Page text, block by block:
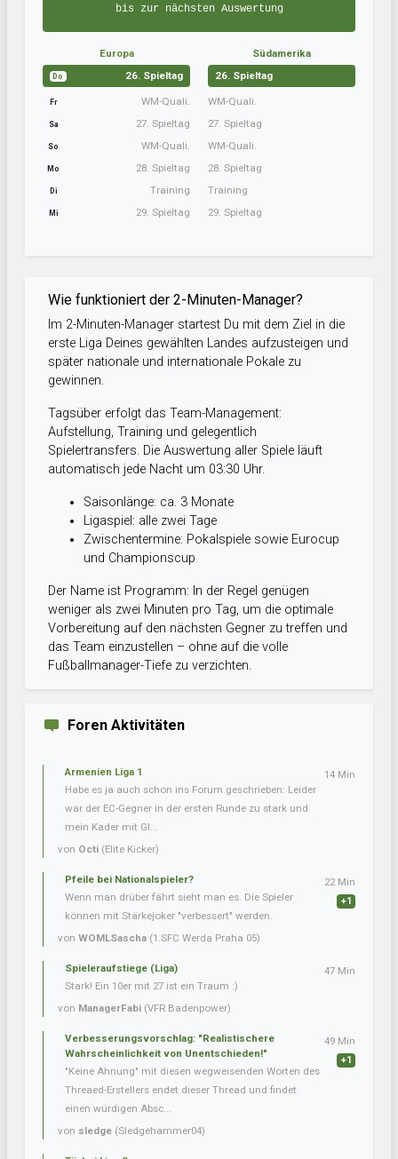
bis zur nächsten Auswertung
Europa
Do 26. Spieltag
Fr WM-Quali.
Sa 27. Spieltag
So WM-Quali.
Mo 28. Spieltag
Di Training
Mi 29. Spieltag
Südamerika
26. Spieltag
WM-Quali.
27. Spieltag
WM-Quali.
28. Spieltag
Training
29. Spieltag
Wie funktioniert der 2-Minuten-Manager?
Im 2-Minuten-Manager startest Du mit dem Ziel in die
erste Liga Deines gewählten Landes aufzusteigen und
später nationale und internationale Pokale zu
gewinnen.
Tagsüber erfolgt das Team-Management:
Aufstellung, Training und gelegentlich
Spielertransfers. Die Auswertung aller Spiele läuft
automatisch jede Nacht um 03:30 Uhr.
Saisonlänge: ca. 3 Monate
Ligaspiel: alle zwei Tage
Zwischentermine: Pokalspiele sowie Eurocup
und Championscup
Der Name ist Programm: In der Regel genügen
weniger als zwei Minuten pro Tag, um die optimale
Vorbereitung auf den nächsten Gegner zu treffen und
das Team einzustellen – ohne auf die volle
Fußballmanager-Tiefe zu verzichten.
Foren Aktivitäten
Armenien Liga 1
Habe es ja auch schon ins Forum geschrieben: Leider
war der EC-Gegner in der ersten Runde zu stark und
mein Kader mit Gl...
von Octi (Elite Kicker)
14 Min
Pfeile bei Nationalspieler?
Wenn man drüber fährt sieht man es. Die Spieler
können mit Stärkejoker "verbessert" werden.
von WOMLSascha (1.SFC Werda Praha 05)
22 Min
+1
Spieleraufstiege (Liga)
Stark! Ein 10er mit 27 ist ein Traum :)
von ManagerFabi (VFR Badenpower)
47 Min
Verbesserungsvorschlag: "Realistischere
Wahrscheinlichkeit von Unentschieden!"
"Keine Ahnung" mit diesen wegweisenden Worten des
Threaed-Erstellers endet dieser Thread und findet
einen würdigen Absc...
von sledge (Sledgehammer04)
49 Min
+1